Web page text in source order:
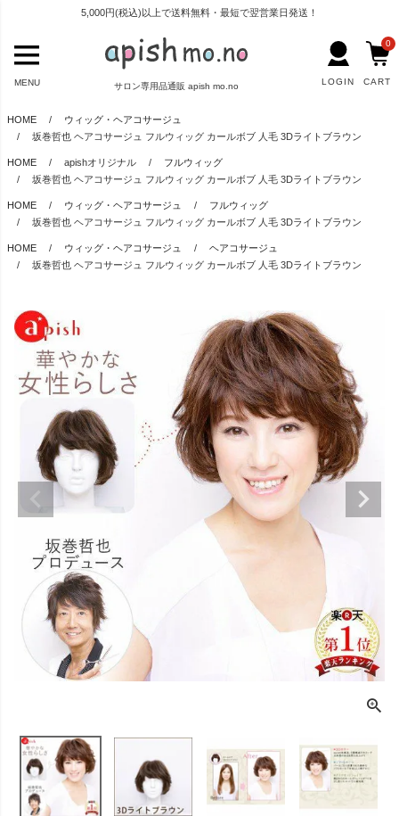
5,000円(税込)以上で送料無料・最短で翌営業日発送！
サロン専用品通販 apish mo.no
MENU LOGIN CART
0
HOME
ウィッグ・ヘアコサージュ
坂巻哲也 ヘアコサージュ フルウィッグ カールボブ 人毛 3Dライトブラウン
HOME apishオリジナル
フルウィッグ
坂巻哲也 ヘアコサージュ フルウィッグ カールボブ 人毛 3Dライトブラウン
HOME ウィッグ・ヘアコサージュ
フルウィッグ
坂巻哲也 ヘアコサージュ フルウィッグ カールボブ 人毛 3Dライトブラウン
HOME ウィッグ・ヘアコサージュ
ヘアコサージュ
坂巻哲也 ヘアコサージュ フルウィッグ カールボブ 人毛 3Dライトブラウン